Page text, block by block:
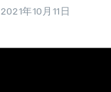
2021年10月11日